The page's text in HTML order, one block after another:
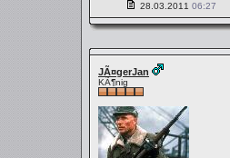
28.03.2011 06:27
JÃ¤gerJan
KÃ¶nig